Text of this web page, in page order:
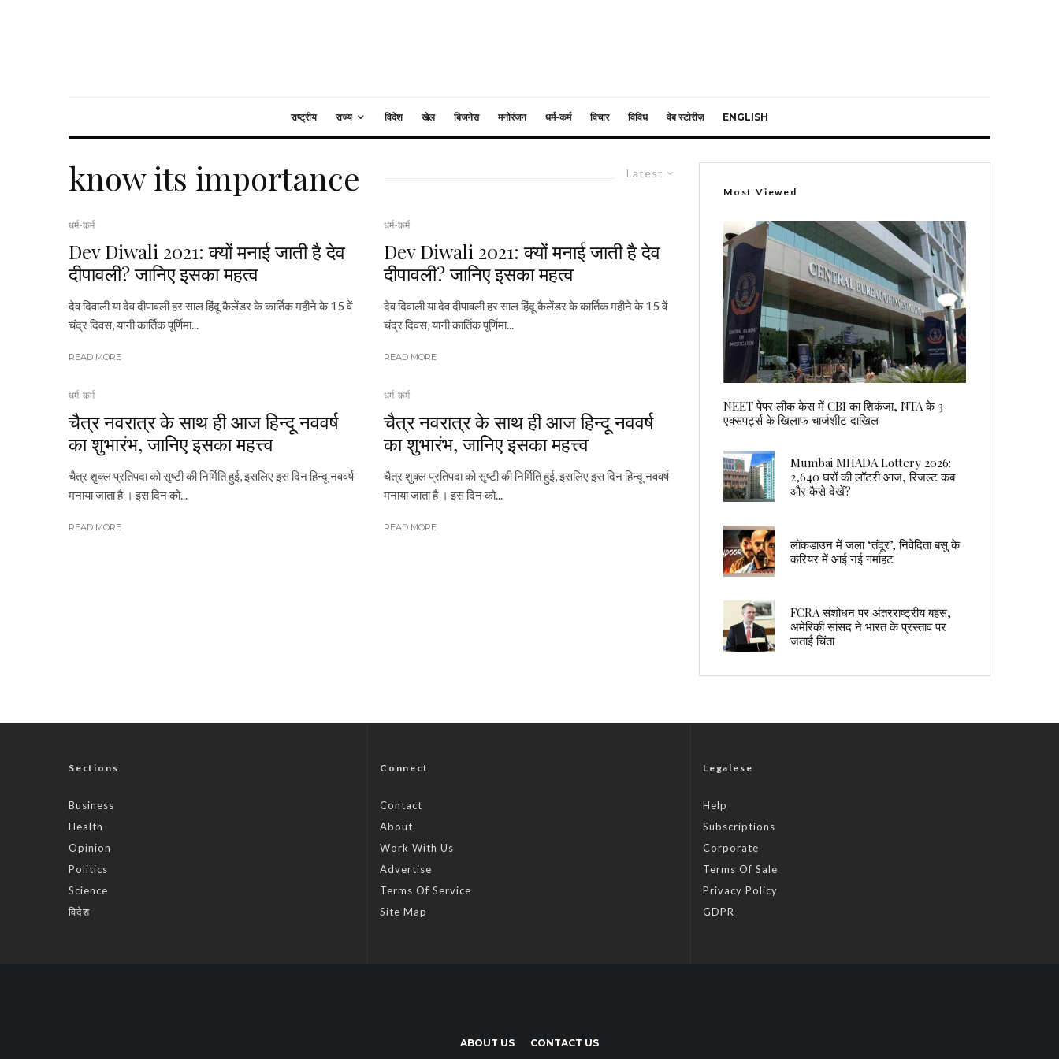
राष्ट्रीय राज्य विदेश खेल बिजनेस मनोरंजन धर्म-कर्म विचार विविध वेब स्टोरीज़ ENGLISH
Latest
know its importance
धर्म-कर्म
Dev Diwali 2021: क्यों मनाई जाती है देव
दीपावली? जानिए इसका महत्व
देव दिवाली या देव दीपावली हर साल हिंदू कैलेंडर के कार्तिक महीने के 15 वें
चंद्र दिवस, यानी कार्तिक पूर्णिमा...
READ MORE
धर्म-कर्म
चैत्र नवरात्र के साथ ही आज हिन्दू नववर्ष
का शुभारंभ, जानिए इसका महत्त्व
चैत्र शुक्ल प्रतिपदा को सृष्टी की निर्मिति हुई, इसलिए इस दिन हिन्दू नववर्ष
मनाया जाता है । इस दिन को...
READ MORE
धर्म-कर्म
Dev Diwali 2021: क्यों मनाई जाती है देव
दीपावली? जानिए इसका महत्व
देव दिवाली या देव दीपावली हर साल हिंदू कैलेंडर के कार्तिक महीने के 15 वें
चंद्र दिवस, यानी कार्तिक पूर्णिमा...
READ MORE
धर्म-कर्म
चैत्र नवरात्र के साथ ही आज हिन्दू नववर्ष
का शुभारंभ, जानिए इसका महत्त्व
चैत्र शुक्ल प्रतिपदा को सृष्टी की निर्मिति हुई, इसलिए इस दिन हिन्दू नववर्ष
मनाया जाता है । इस दिन को...
READ MORE
Most Viewed
NEET पेपर लीक केस में CBI का शिकंजा, NTA के 3
एक्सपर्ट्स के खिलाफ चार्जशीट दाखिल
Mumbai MHADA Lottery 2026:
2,640 घरों की लॉटरी आज, रिजल्ट कब
और कैसे देखें?
लॉकडाउन में जला ‘तंदूर’, निवेदिता बसु के
करियर में आई नई गर्माहट
FCRA संशोधन पर अंतरराष्ट्रीय बहस,
अमेरिकी सांसद ने भारत के प्रस्ताव पर
जताई चिंता
Sections
Business
Health
Opinion
Politics
Science
विदेश
Connect
Contact
About
Work With Us
Advertise
Terms Of Service
Site Map
Legalese
Help
Subscriptions
Corporate
Terms Of Sale
Privacy Policy
GDPR
ABOUT US CONTACT US